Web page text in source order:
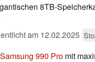
8TB-
am 12.02.2025
Samsung 990 Pro mit